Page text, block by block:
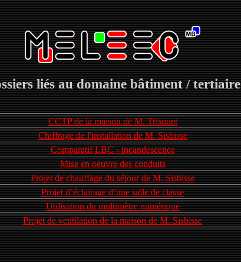
liés au domaine bâtiment / tertiaire
CCTP de la maison de M. Trisquet
Chiffrage de l'installation de M. Sisbisse
Comparatif LBC - incandescence
Mise en oeuvre des conduits
Projet de chauffage du séjour de M. Sisbisse
Projet d’éclairage d’une salle de classe
Utilisation du multimètre numérique
Projet de ventilation de la maison de M. Sisbisse